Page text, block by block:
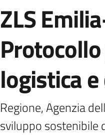
ZLS
logistica
Regione, Agenzia
sviluppo sostenibile